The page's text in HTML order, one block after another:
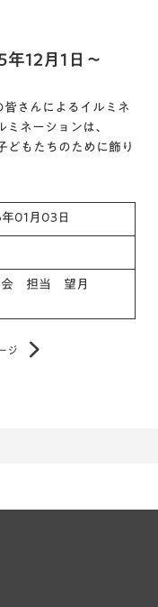
12月1日～
さんによるイルミネ
ネーションは、
もたちのために飾り
01月03日
会 担当 望月
ジ